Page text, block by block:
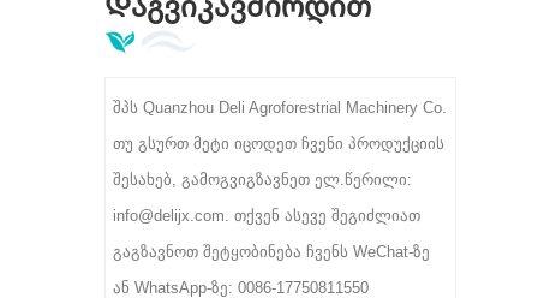
ბოჭკოს და უცხო მინარევებს
90%-96% გაწმენდის სიჩქარით. 3/5/8
უჭერენ 300-400 კგ/სთ სიმძლავრეს,
380 ვ სამრეწველო ძაბვას,
იდეალურია ჩაის პირველადი
გადამამუშავებელი ქარხნებისთვის.
Დაგვიკავშირდით
შპს Quanzhou Deli Agroforestrial Machinery Co.
თუ გსურთ მეტი იცოდეთ ჩვენი პროდუქციის
შესახებ, გამოგვიგზავნეთ ელ.წერილი:
info@delijx.com. თქვენ ასევე შეგიძლიათ
გაგზავნოთ შეტყობინება ჩვენს WeChat-ზე
ან WhatsApp-ზე: 0086-17750811550